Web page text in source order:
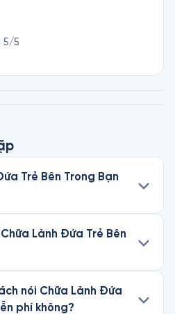
5/5
Trẻ Bên Trong Bạn
Lành Đứa Trẻ Bên
nói Chữa Lành Đứa
phí không?